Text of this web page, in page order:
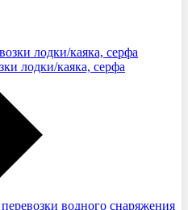
лодки/каяка, серфа